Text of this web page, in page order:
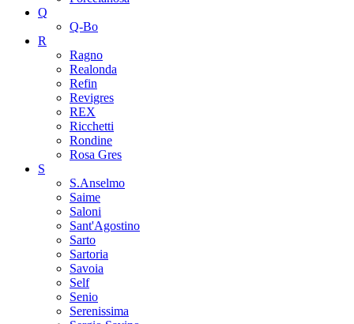
Q
Q-Bo
R
Ragno
Realonda
Refin
Revigres
REX
Ricchetti
Rondine
Rosa Gres
S
S.Anselmo
Saime
Saloni
Sant'Agostino
Sarto
Sartoria
Savoia
Self
Senio
Serenissima